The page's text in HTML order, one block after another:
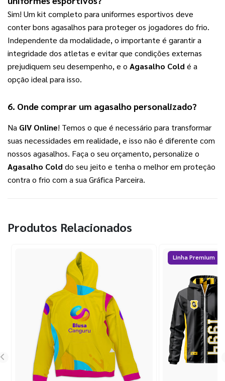
Sim! Um kit completo para uniformes esportivos deve
conter bons agasalhos para proteger os jogadores do frio.
Independente da modalidade, o importante é garantir a
integridade dos atletas e evitar que condições externas
prejudiquem seu desempenho, e o Agasalho Cold é a
opção ideal para isso.
6. Onde comprar um agasalho personalizado?
Na GIV Online! Temos o que é necessário para transformar
suas necessidades em realidade, e isso não é diferente com
Agasalho Cold do seu jeito e tenha o melhor em proteção
contra o frio com a sua Gráfica Parceira.
Produtos Relacionados
Linha Premium